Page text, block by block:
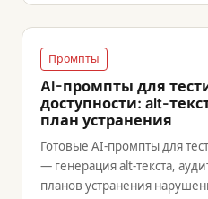
Промпты
AI-промпты для
доступности: alt-
план устранения
Готовые AI-промпты для
— генерация alt-текста,
планов устранения